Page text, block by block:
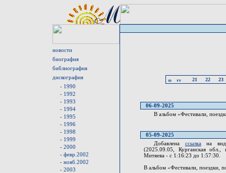
новости
биография
библиография
дискография
- 1990
- 1992
- 1993
- 1994
- 1995
- 1996
- 1998
- 1999
- 2000
- февр.2002
- нояб.2002
- 2003
21 22 23
06-09-2025
В альбом «Фестивали,
05-09-2025
Добавлена ссылкана
(2025.09.05, Курганская
Митяева - с 1:16:23 до 1:57:30.
В альбом «Фестивали, поездки,